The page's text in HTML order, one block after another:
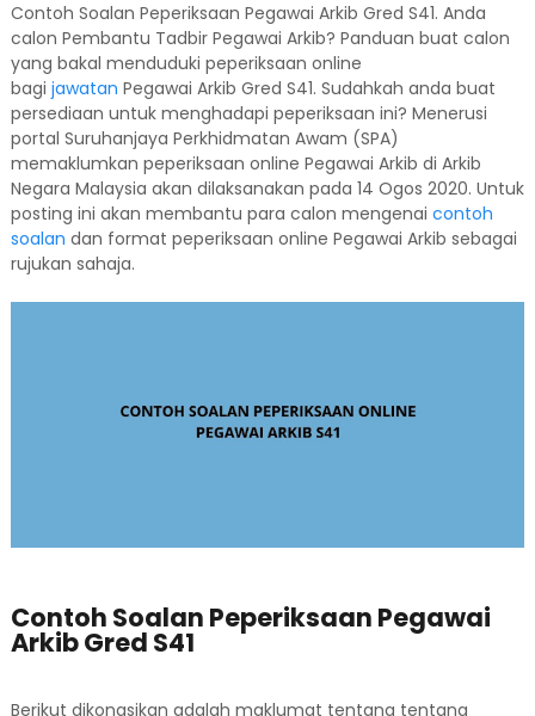
Contoh Soalan Peperiksaan Pegawai Arkib Gred S41. Anda
calon Pembantu Tadbir Pegawai Arkib? Panduan buat calon
yang bakal menduduki peperiksaan online
bagi jawatan Pegawai Arkib Gred S41. Sudahkah anda buat
persediaan untuk menghadapi peperiksaan ini? Menerusi
portal Suruhanjaya Perkhidmatan Awam (SPA)
memaklumkan peperiksaan online Pegawai Arkib di Arkib
Negara Malaysia akan dilaksanakan pada 14 Ogos 2020. Untuk
posting ini akan membantu para calon mengenai contoh
soalan dan format peperiksaan online Pegawai Arkib sebagai
rujukan sahaja.
Contoh Soalan Peperiksaan Pegawai
Arkib Gred S41
Berikut dikongsikan adalah maklumat tentang tentang